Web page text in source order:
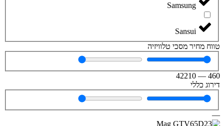
Samsung
Sansui
טווח מחיר מסכי טלוויזיה
460
—
42210
דירוג כללי
—